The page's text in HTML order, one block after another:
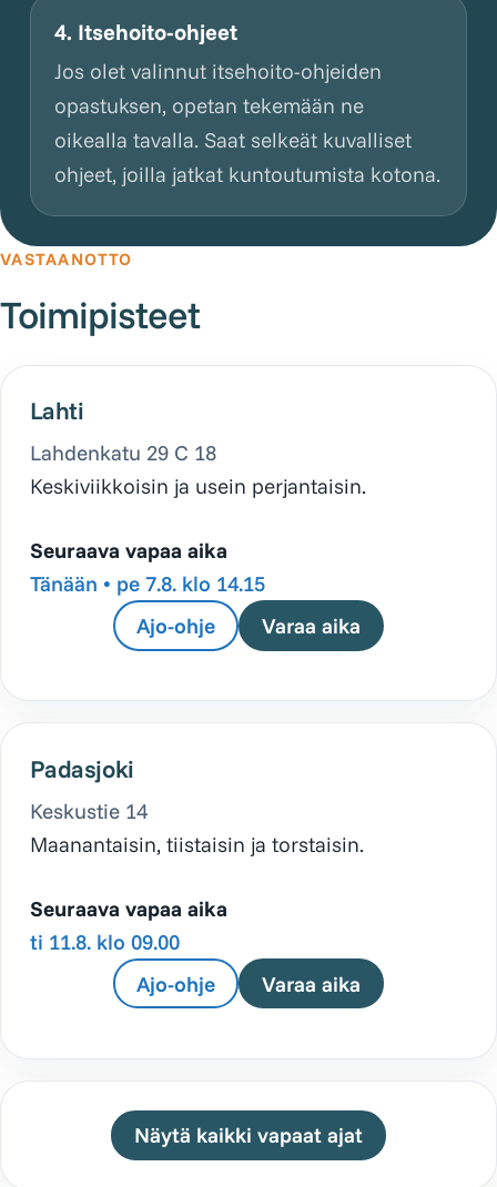
4. Itsehoito-ohjeet
Jos olet valinnut itsehoito-ohjeiden
opastuksen, opetan tekemään ne
oikealla tavalla. Saat selkeät kuvalliset
ohjeet, joilla jatkat kuntoutumista kotona.
VASTAANOTTO
Toimipisteet
Lahti
Lahdenkatu 29 C 18
Keskiviikkoisin ja usein perjantaisin.
Seuraava vapaa aika
Tänään • pe 7.8. klo 14.15
Ajo-ohje
Varaa aika
Padasjoki
Keskustie 14
Maanantaisin, tiistaisin ja torstaisin.
Seuraava vapaa aika
ti 11.8. klo 09.00
Ajo-ohje
Varaa aika
Näytä kaikki vapaat ajat